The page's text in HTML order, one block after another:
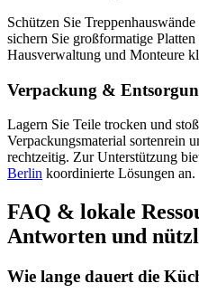
Schützen Sie
sichern Sie großformatige
Hausverwaltung und Monteure
Verpackung &
Lagern Sie Teile trocken und
Verpackungsmaterial sortenrein
rechtzeitig. Zur Unterstützung
Berlin koordinierte Lösungen an.
FAQ & lokale
Antworten und
Wie lange dauert die